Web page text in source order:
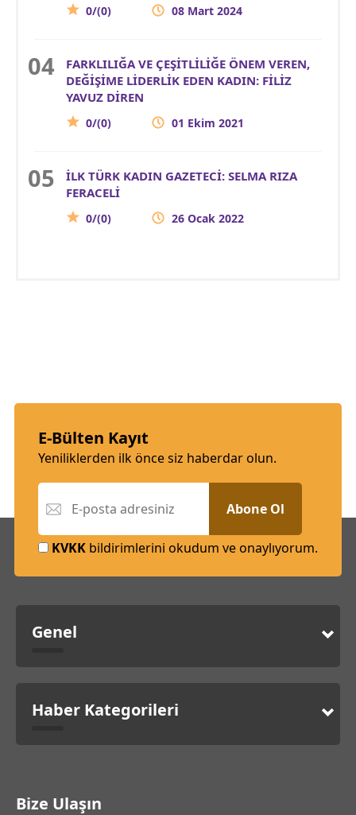
0/(0) 08 Mart 2024
FARKLILIĞA VE ÇEŞİTLİLİĞE ÖNEM VEREN,
DEĞİŞİME LİDERLİK EDEN KADIN: FİLİZ
YAVUZ DİREN
0/(0) 01 Ekim 2021
İLK TÜRK KADIN GAZETECİ: SELMA RIZA
FERACELİ
0/(0) 26 Ocak 2022
E-Bülten Kayıt
Yeniliklerden ilk önce siz haberdar olun.
Abone Ol
KVKK bildirimlerini okudum ve onaylıyorum.
Genel
Haber Kategorileri
Bize Ulaşın